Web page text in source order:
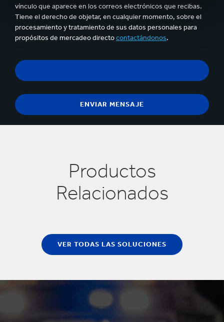
vínculo que aparece en los correos electrónicos que recibas.
Tiene el derecho de objetar, en cualquier momento, sobre el
procesamiento y tratamiento de sus datos personales para
propósitos de mercadeo directocontactándonos.
Productos
Relacionados
VER TODAS LAS SOLUCIONES